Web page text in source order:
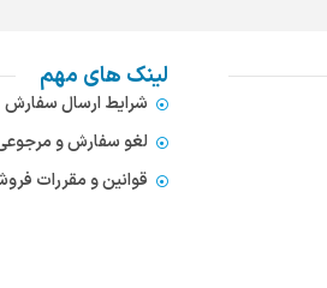
لینک های مهم
شرایط ارسال سفارش
لغو سفارش و
قوانین و مقررات